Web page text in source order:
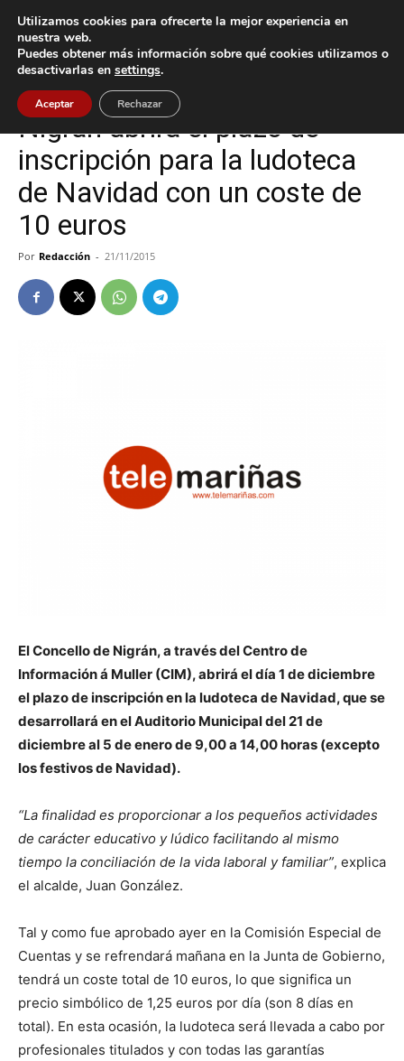
Inicio Nigrán
Nigrán
Nigrán abrirá el plazo de
inscripción para la ludoteca
de Navidad con un coste de
10 euros
Por Redacción - 21/11/2015
El Concello de Nigrán, a través del Centro de
Información á Muller (CIM), abrirá el día 1 de diciembre
el plazo de inscripción en la ludoteca de Navidad, que se
desarrollará en el Auditorio Municipal del 21 de
diciembre al 5 de enero de 9,00 a 14,00 horas (excepto
los festivos de Navidad).
“La finalidad es proporcionar a los pequeños actividades
de carácter educativo y lúdico facilitando al mismo
tiempo la conciliación de la vida laboral y familiar”, explica
el alcalde, Juan González.
Tal y como fue aprobado ayer en la Comisión Especial de
Cuentas y se refrendará mañana en la Junta de Gobierno,
tendrá un coste total de 10 euros, lo que significa un
precio simbólico de 1,25 euros por día (son 8 días en
total). En esta ocasión, la ludoteca será llevada a cabo por
profesionales titulados y con todas las garantías
Utilizamos cookies para ofrecerte la mejor experiencia en
nuestra web.
Puedes obtener más información sobre qué cookies utilizamos o
desactivarlas en settings.
Aceptar Rechazar